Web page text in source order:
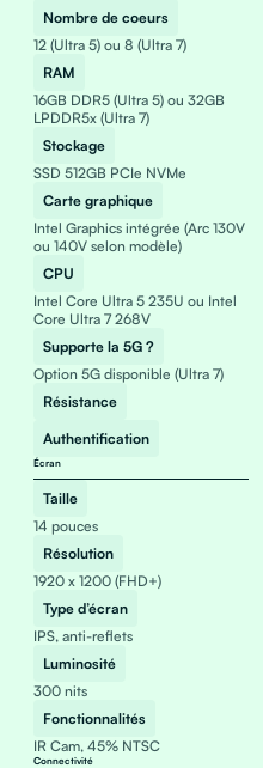
Nombre de coeurs
12 (Ultra 5) ou 8 (Ultra 7)
RAM
16GB DDR5 (Ultra 5) ou 32GB
LPDDR5x (Ultra 7)
Stockage
SSD 512GB PCIe NVMe
Carte graphique
Intel Graphics intégrée (Arc 130V
ou 140V selon modèle)
CPU
Intel Core Ultra 5 235U ou Intel
Core Ultra 7 268V
Supporte la 5G ?
Option 5G disponible (Ultra 7)
Résistance
Authentification
Écran
Taille
14 pouces
Résolution
1920 x 1200 (FHD+)
Type d’écran
IPS, anti-reflets
Luminosité
300 nits
Fonctionnalités
IR Cam, 45% NTSC
Connectivité